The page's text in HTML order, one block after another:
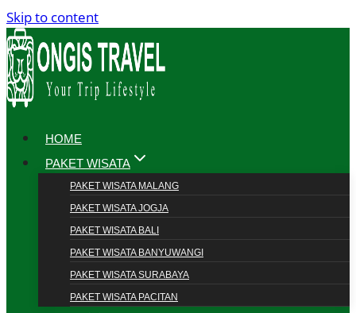
Skip to content
HOME
PAKET WISATA
PAKET WISATA MALANG
PAKET WISATA JOGJA
PAKET WISATA BALI
PAKET WISATA BANYUWANGI
PAKET WISATA SURABAYA
PAKET WISATA PACITAN